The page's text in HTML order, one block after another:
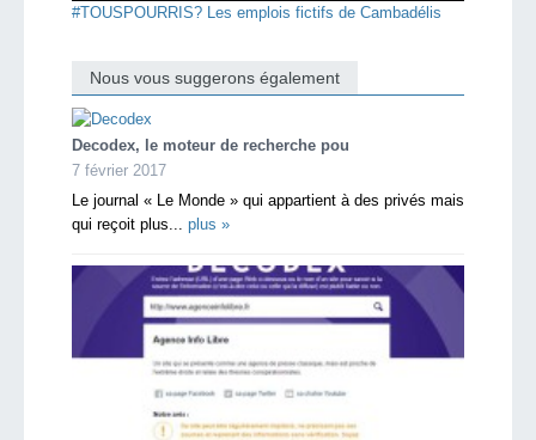
#TOUSPOURRIS? Les emplois fictifs de Cambadélis
Nous vous suggerons également
Decodex, le moteur de recherche pou
7 février 2017
Le journal « Le Monde » qui appartient à des privés mais
qui reçoit plus... plus »